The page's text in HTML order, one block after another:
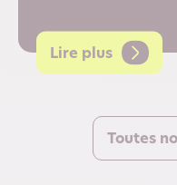
Lire plus
Toutes